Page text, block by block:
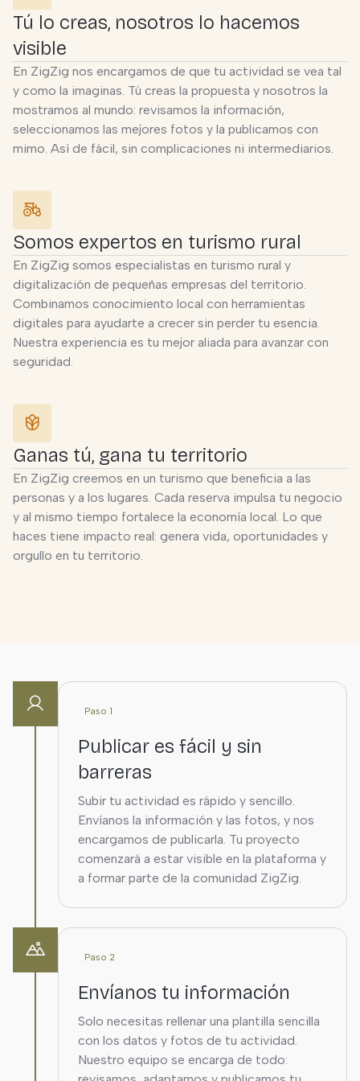
Tú lo creas, nosotros lo hacemos
visible
En ZigZig nos encargamos de que tu actividad se vea tal
y como la imaginas. Tú creas la propuesta y nosotros la
mostramos al mundo: revisamos la información,
seleccionamos las mejores fotos y la publicamos con
mimo. Así de fácil, sin complicaciones ni intermediarios.
Somos expertos en turismo rural
En ZigZig somos especialistas en turismo rural y
digitalización de pequeñas empresas del territorio.
Combinamos conocimiento local con herramientas
digitales para ayudarte a crecer sin perder tu esencia.
Nuestra experiencia es tu mejor aliada para avanzar con
seguridad.
Ganas tú, gana tu territorio
En ZigZig creemos en un turismo que beneficia a las
personas y a los lugares. Cada reserva impulsa tu negocio
y al mismo tiempo fortalece la economía local. Lo que
haces tiene impacto real: genera vida, oportunidades y
orgullo en tu territorio.
Paso 1
Publicar es fácil y sin
barreras
Subir tu actividad es rápido y sencillo.
Envíanos la información y las fotos, y nos
encargamos de publicarla. Tu proyecto
comenzará a estar visible en la plataforma y
a formar parte de la comunidad ZigZig.
Paso 2
Envíanos tu información
Solo necesitas rellenar una plantilla sencilla
con los datos y fotos de tu actividad.
Nuestro equipo se encarga de todo: